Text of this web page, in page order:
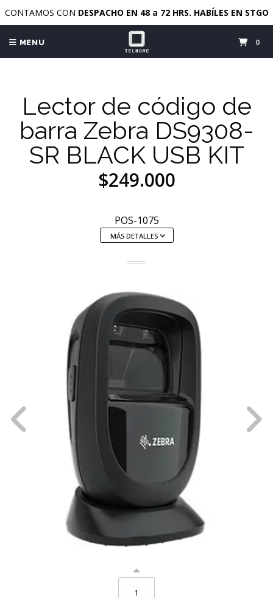
CONTAMOS CON DESPACHO EN 48 a 72 HRS. HABÍLES EN STGO
MENU 0
Lector de código de
barra Zebra DS9308-
SR BLACK USB KIT
$249.000
POS-1075
MÁS DETALLES